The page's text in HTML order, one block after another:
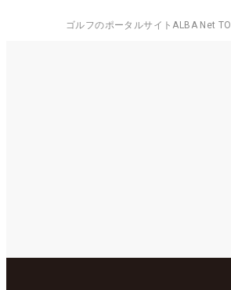
ゴルフのポータルサイトALBA Net